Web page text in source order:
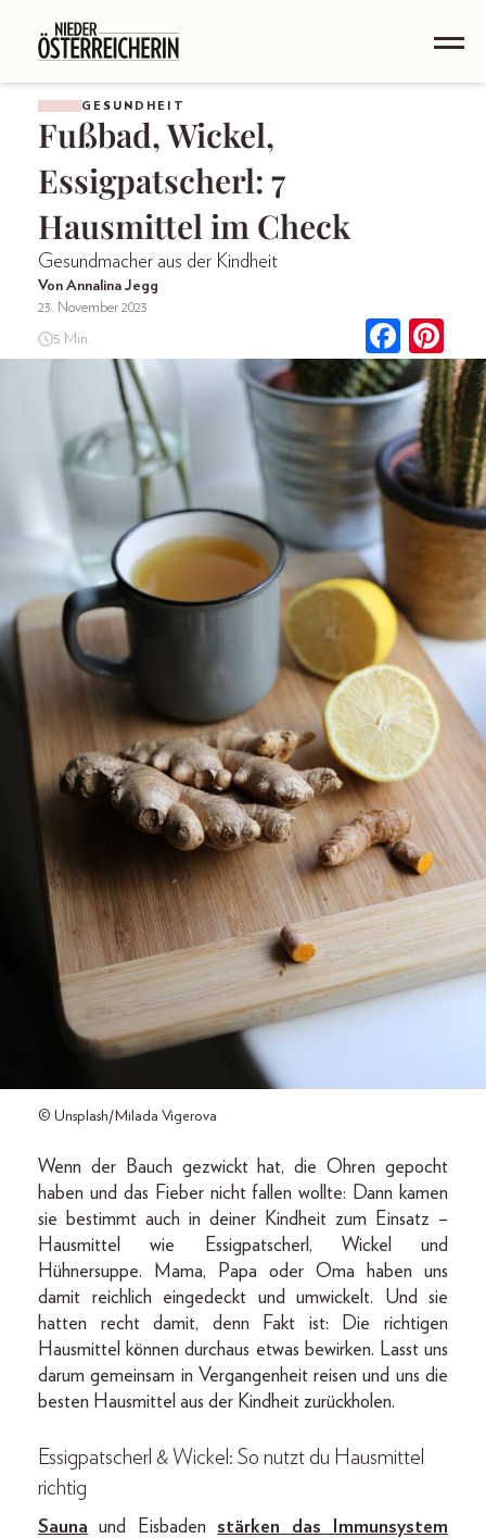
GESUNDHEIT
Fußbad, Wickel,
Essigpatscherl: 7
Hausmittel im Check
Gesundmacher aus der Kindheit
Von Annalina Jegg
23. November 2023
5 Min.
© Unsplash/Milada Vigerova
Wenn der Bauch gezwickt hat, die Ohren gepocht
haben und das Fieber nicht fallen wollte: Dann kamen
sie bestimmt auch in deiner Kindheit zum Einsatz –
Hausmittel wie Essigpatscherl, Wickel und
Hühnersuppe. Mama, Papa oder Oma haben uns
damit reichlich eingedeckt und umwickelt. Und sie
hatten recht damit, denn Fakt ist: Die richtigen
Hausmittel können durchaus etwas bewirken. Lasst uns
darum gemeinsam in Vergangenheit reisen und uns die
besten Hausmittel aus der Kindheit zurückholen.
Essigpatscherl & Wickel: So nutzt du Hausmittel
richtig
Sauna und Eisbadenstärken das Immunsystem